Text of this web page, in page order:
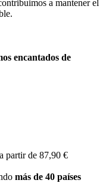
a mantener el
encantados de
a partir de 87,90 €
más de 40 países